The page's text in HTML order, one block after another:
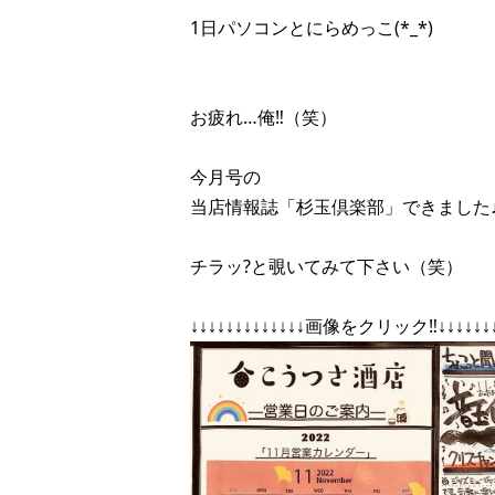
1日パソコンとにらめっこ(*_*)
お疲れ…俺‼︎（笑）
今月号の
当店情報誌「杉玉倶楽部」できました
チラッ?と覗いてみて下さい（笑）
↓↓↓↓↓↓↓↓↓↓↓↓↓画像をクリック